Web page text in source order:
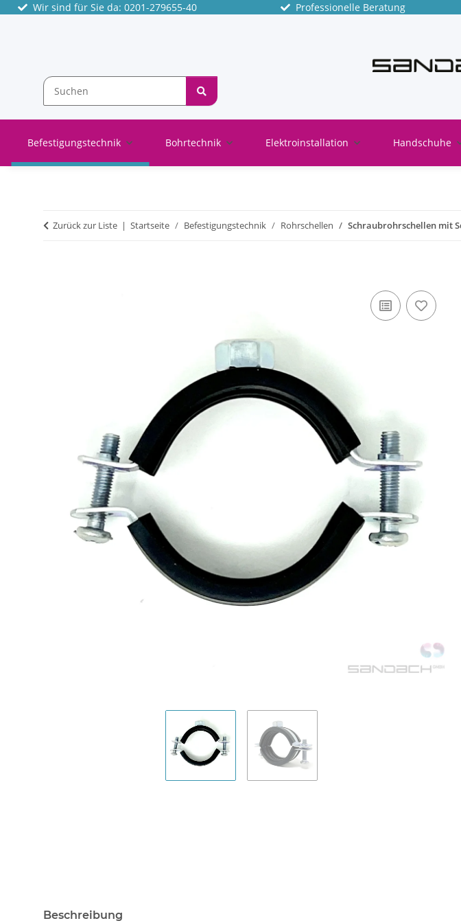
Wir sind für Sie da: 0201-279655-40 Professionelle Beratung
Befestigungstechnik Bohrtechnik Elektroinstallation Handschuhe
Zurück zur Liste Startseite Befestigungstechnik Rohrschellen Schraubrohrschellen mit
Beschreibung